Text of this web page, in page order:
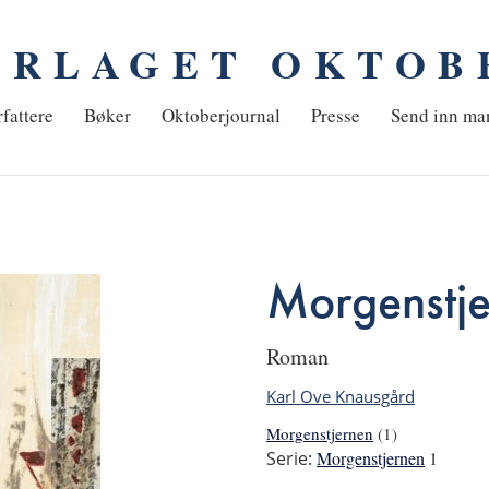
Bøker Oktoberjournal Presse Send inn
roman
Karl Ove Knausgård
Morgenstjernen (1)
Serie: Morgenstjernen 1